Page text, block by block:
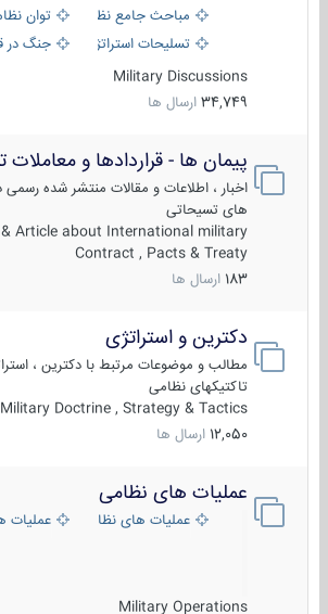
مباحث جامع نظامی
توان
تسلیحات استراتژیک
جنگ در
Military Discussions
34,749 ارسال ها
پیمان ها - قراردادها و معاملات
اخبار ، اطلاعات و مقالات منتشر شده رسمی
های تسیحاتی
& Article about International military
Contract , Pacts & Treaty
183 ارسال ها
دکترین و استراتژی
مطالب و موضوعات مرتبط با دکترین ،
تاکتیکهای نظامی
Military Doctrine , Strategy & Tactics
12,050 ارسال ها
عملیات های نظامی
عملیات های نظامی ایرانعملیات
Military Operations